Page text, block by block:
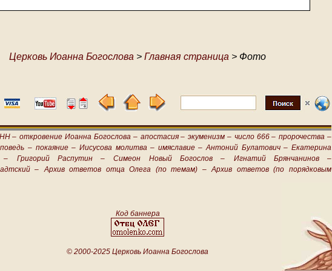
Церковь Иоанна Богослова > Главная страница > Фото
– откровение Иоанна Богослова – апостасия – экуменизм – число 666 – пророчества –
– покаяние – Иисусова молитва – имяславие – Антоний Булатович – Екатерина
–
Григорий Распутин – Симеон Новый Богослов –
Игнатий Брянчанинов –
–
Архив ответов отца Олега (по темам) –
Архив ответов (по порядковым
Код баннера
© 2000-2025 Церковь Иоанна Богослова